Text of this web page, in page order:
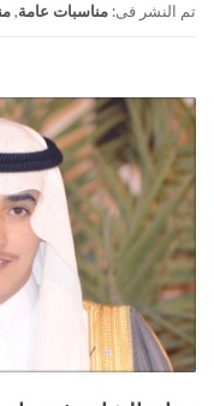
تم النشر فى: مناسبات عامة,